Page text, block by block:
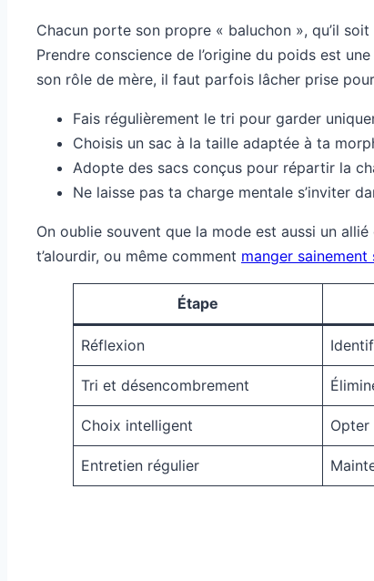
Chacun porte son propre « baluchon », qu’il
Prendre conscience de l’origine du poids est
son rôle de mère, il faut parfois lâcher prise
Fais régulièrement le tri pour garder
Choisis un sac à la taille adaptée à ta
Adopte des sacs conçus pour répartir la
Ne laisse pas ta charge mentale s’inviter
On oublie souvent que la mode est aussi un allié
t’alourdir, ou même comment manger
Étape
Réflexion
Tri et désencombrement
Choix intelligent
Entretien régulier